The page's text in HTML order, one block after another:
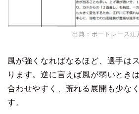
出典： ボートレース江
風が強くなればなるほど、選手は
ります。逆に言えば風が弱いとき
合わせやすく、荒れる展開も少な
す。